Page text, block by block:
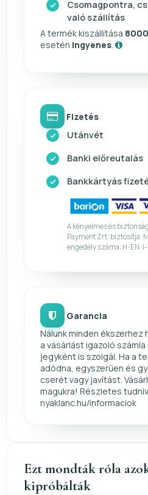
Csomagpontra,
való szállítás
A termék kiszállítása
esetén ingyenes
Fizetés
Utánvét
Banki előreutalás
Bankkártyás
A kényelmes és
Payment Zrt. biztosítja.
engedély száma: H-EN-
Garancia
Nálunk minden ékszerhez
a vásárlást igazoló
jegyként is szolgál. Ha a
adódna, egyszerűen és
cserét vagy javítást.
magukra! Részletes
nyaklanc.hu/informaciok
Ezt mondták róla
kipróbálták